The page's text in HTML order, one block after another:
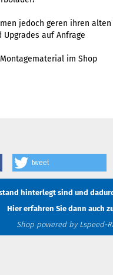
jedoch geren ihren
auf Anfrage
im Shop
tweet
hinterlegt sind und
Hier erfahren Sie dann auch
Shop powered by Lspeed-